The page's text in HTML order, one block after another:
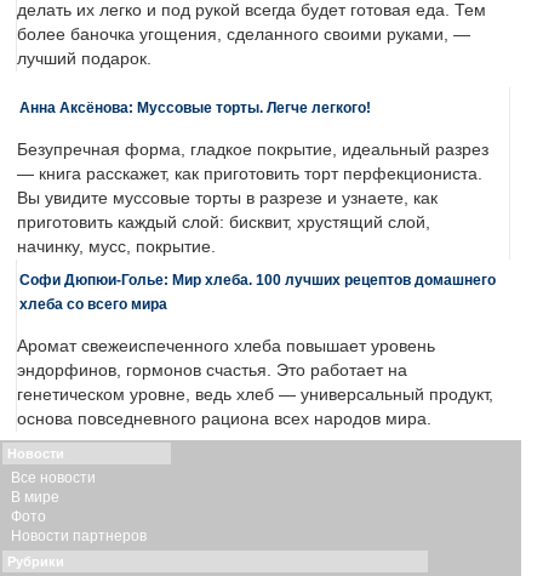
делать их легко и под рукой всегда будет готовая еда. Тем
более баночка угощения, сделанного своими руками, —
лучший подарок.
Анна Аксёнова: Муссовые торты. Легче легкого!
Безупречная форма, гладкое покрытие, идеальный разрез
— книга расскажет, как приготовить торт перфекциониста.
Вы увидите муссовые торты в разрезе и узнаете, как
приготовить каждый слой: бисквит, хрустящий слой,
начинку, мусс, покрытие.
Софи Дюпюи-Голье: Мир хлеба. 100 лучших рецептов домашнего
хлеба со всего мира
Аромат свежеиспеченного хлеба повышает уровень
эндорфинов, гормонов счастья. Это работает на
генетическом уровне, ведь хлеб — универсальный продукт,
основа повседневного рациона всех народов мира.
Новости
Все новости
В мире
Фото
Новости партнеров
Рубрики